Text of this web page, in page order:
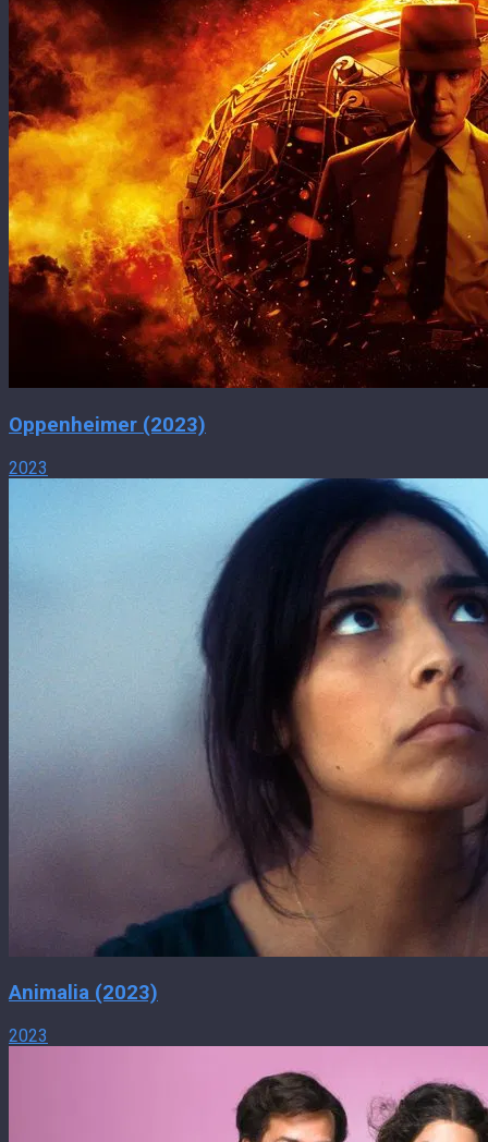
Oppenheimer (2023)
2023
Animalia (2023)
2023